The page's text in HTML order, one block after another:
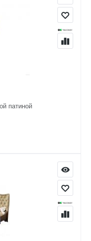
патиной